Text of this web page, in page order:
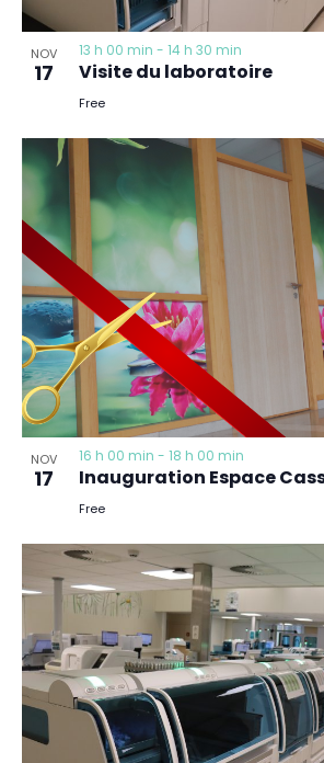
NOV
17
13 h 00 min - 14 h 30 min
Visite du laboratoire
Free
NOV
17
16 h 00 min - 18 h 00 min
Inauguration Espace
Free